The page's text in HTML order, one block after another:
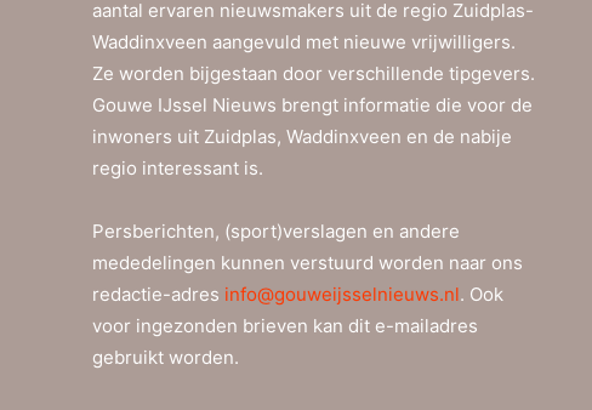
aantal ervaren nieuwsmakers uit de regio Zuidplas-
Waddinxveen aangevuld met nieuwe vrijwilligers.
Ze worden bijgestaan door verschillende tipgevers.
Gouwe IJssel Nieuws brengt informatie die voor de
inwoners uit Zuidplas, Waddinxveen en de nabije
regio interessant is.
Persberichten, (sport)verslagen en andere
mededelingen kunnen verstuurd worden naar ons
redactie-adres info@gouweijsselnieuws.nl. Ook
voor ingezonden brieven kan dit e-mailadres
gebruikt worden.